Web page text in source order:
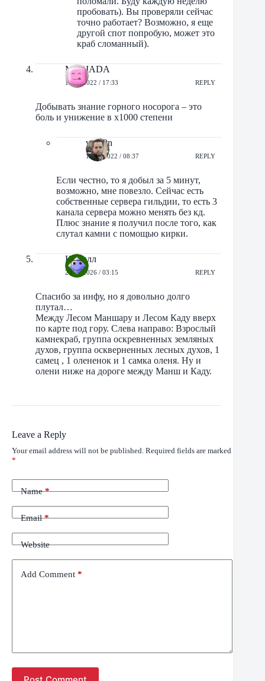
пробовать). Вы проверяли сейчас
точно работает? Возможно, я еще
другой спот попробую, может это
краб сломанный).
MERIADA
15/06/2022 / 17:33 REPLY
Добывать знание горного носорога – это
боль и унижение в х1000 степени
vrub0n
17/06/2022 / 08:37 REPLY
Если честно, то я добыл за 5 минут,
возможно, мне повезло. Сейчас есть
собственные сервера гильдии, то есть 3
канала сервера можно менять без кд.
Плюс знание я получил после того, как
слутал камни с помощью кирки.
Кирилл
28/03/2026 / 03:15 REPLY
Спасибо за инфу, но я довольно долго
плутал…
Между Лесом Маншару и Лесом Каду вверх
по карте под гору. Слева направо: Взрослый
камнекраб, группа оскревненных земляных
духов, группа оскверненных лесных духов, 1
самец , 1 олененок и 1 самка оленя. Ну и
олени ниже на дороге между Манш и Каду.
Leave a Reply
Your email address will not be published. Required fields are marked
*
Name*
Email*
Website
Add Comment *